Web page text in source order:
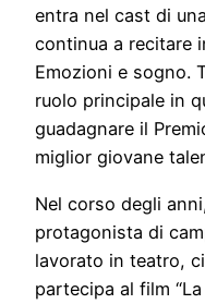
entra nel cast di
continua a recitare
Emozioni e sogno.
ruolo principale in
guadagnare il
miglior giovane
Nel corso degli
protagonista di
lavorato in teatro,
partecipa al film